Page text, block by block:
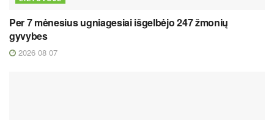
Per 7 mėnesius ugniagesiai išgelbėjo 247 žmonių
gyvybes
2026 08 07